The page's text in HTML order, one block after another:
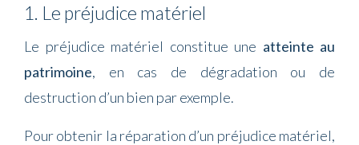
1. Le préjudice matériel
Le préjudice matériel constitue une atteinte au
patrimoine, en cas de dégradation ou de
destruction d’un bien par exemple.
Pour obtenir la réparation d’un préjudice matériel,